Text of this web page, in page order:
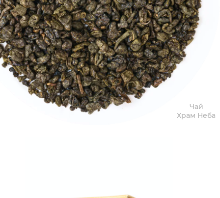
Чай
Храм Неба